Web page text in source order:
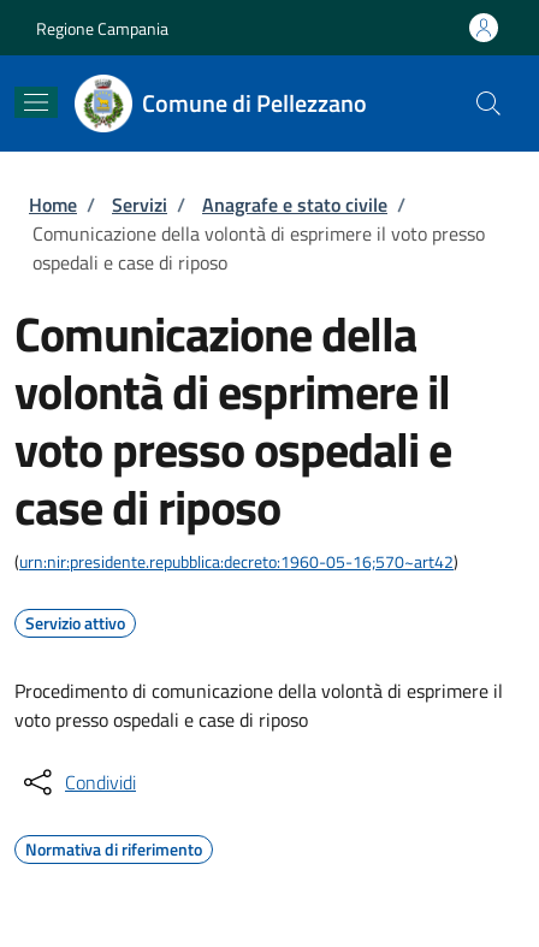
Regione Campania
Comune di Pellezzano
Briciole di pane
Home / Servizi / Anagrafe e stato civile /
Comunicazione della volontà di esprimere il voto presso
ospedali e case di riposo
Comunicazione della
volontà di esprimere il
voto presso ospedali e
case di riposo
(urn:nir:presidente.repubblica:decreto:1960-05-16;570~art42)
Servizio attivo
Procedimento di comunicazione della volontà di esprimere il
voto presso ospedali e case di riposo
Condividi
Normativa di riferimento